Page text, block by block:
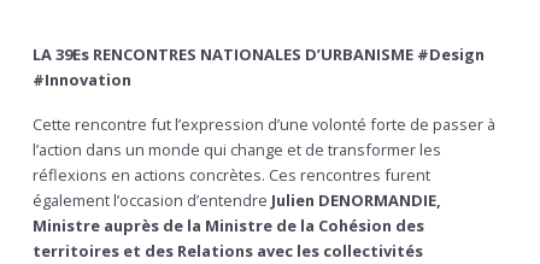
LA 39Es RENCONTRES NATIONALES D’URBANISME #Design
#Innovation
Cette rencontre fut l’expression d’une volonté forte de passer à
l’action dans un monde qui change et de transformer les
réflexions en actions concrètes. Ces rencontres furent
également l’occasion d’entendre Julien DENORMANDIE,
Ministre auprès de la Ministre de la Cohésion des
territoires et des Relations avec les collectivités